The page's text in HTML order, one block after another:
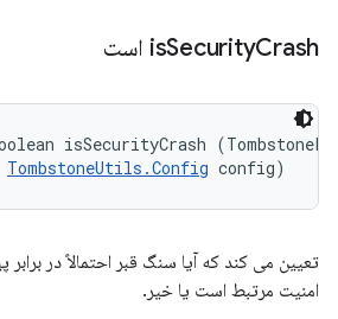
isSecurityCrash است
isSecurityCrash
TombstoneUtils.Config config)
تعیین می کند که آیا سنگ قبر احتمالاً در برابر
امنیت مرتبط است یا خیر.